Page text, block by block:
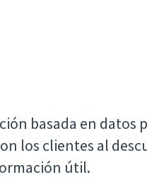
basada en datos
los clientes al
útil.